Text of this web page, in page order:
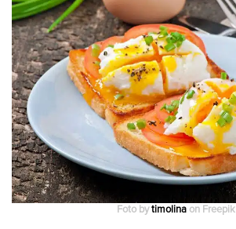
Foto bytimolinaon Freepik